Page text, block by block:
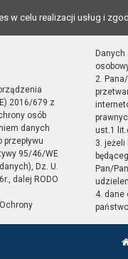
w celu realizacji usług i
2016/679 z
osób
danych
95/46/WE
Dz. U.
dalej RODO
2.
ust.1
3.
Pan/
4. dane